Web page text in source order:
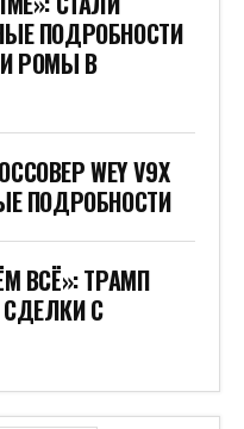
ПОДРОБНОСТИ
РОМЫ В
WEY V9X
ПОДРОБНОСТИ
ВСЁ»: ТРАМП
С